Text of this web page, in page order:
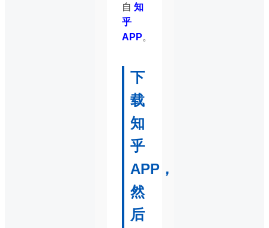
自 知
乎
APP。
下
载
知
乎
APP，
然
后